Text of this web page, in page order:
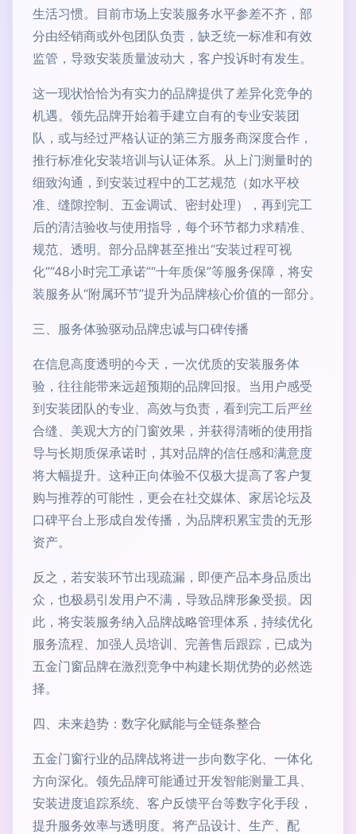
生活习惯。目前市场上安装服务水平参差不齐，部
分由经销商或外包团队负责，缺乏统一标准和有效
监管，导致安装质量波动大，客户投诉时有发生。
这一现状恰恰为有实力的品牌提供了差异化竞争的
机遇。领先品牌开始着手建立自有的专业安装团
队，或与经过严格认证的第三方服务商深度合作，
推行标准化安装培训与认证体系。从上门测量时的
细致沟通，到安装过程中的工艺规范（如水平校
准、缝隙控制、五金调试、密封处理），再到完工
后的清洁验收与使用指导，每个环节都力求精准、
规范、透明。部分品牌甚至推出“安装过程可视
化”“48小时完工承诺”“十年质保”等服务保障，将安
装服务从“附属环节”提升为品牌核心价值的一部分。
三、服务体验驱动品牌忠诚与口碑传播
在信息高度透明的今天，一次优质的安装服务体
验，往往能带来远超预期的品牌回报。当用户感受
到安装团队的专业、高效与负责，看到完工后严丝
合缝、美观大方的门窗效果，并获得清晰的使用指
导与长期质保承诺时，其对品牌的信任感和满意度
将大幅提升。这种正向体验不仅极大提高了客户复
购与推荐的可能性，更会在社交媒体、家居论坛及
口碑平台上形成自发传播，为品牌积累宝贵的无形
资产。
反之，若安装环节出现疏漏，即便产品本身品质出
众，也极易引发用户不满，导致品牌形象受损。因
此，将安装服务纳入品牌战略管理体系，持续优化
服务流程、加强人员培训、完善售后跟踪，已成为
五金门窗品牌在激烈竞争中构建长期优势的必然选
择。
四、未来趋势：数字化赋能与全链条整合
五金门窗行业的品牌战将进一步向数字化、一体化
方向深化。领先品牌可能通过开发智能测量工具、
安装进度追踪系统、客户反馈平台等数字化手段，
提升服务效率与透明度。将产品设计、生产、配